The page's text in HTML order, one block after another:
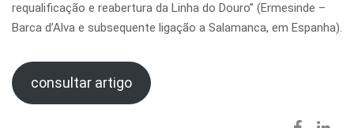
requalificação e reabertura da Linha do Douro” (Ermesinde –
Barca d’Alva e subsequente ligação a Salamanca, em Espanha).
consultar artigo